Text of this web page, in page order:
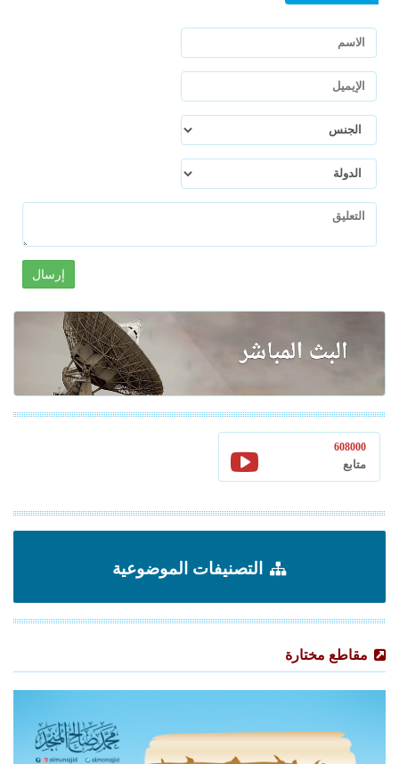
إرسال
608000
متابع
التصنيفات الموضوعية
مقاطع مختارة